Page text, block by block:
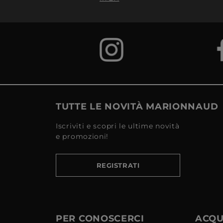
TUTTE LE NOVITÀ MARIONNAUD
Iscriviti e scopri le ultime novità
e promozioni!
REGISTRATI
PER CONOSCERCI